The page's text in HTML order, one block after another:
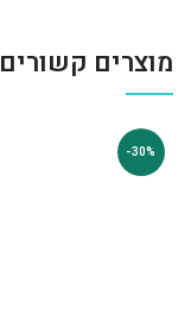
מוצרים קשורים
-30%